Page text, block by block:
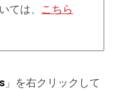
ては、 こちら
」を右クリックして